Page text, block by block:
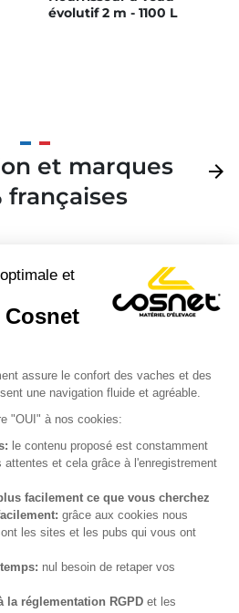
et
assure le confort des vaches et des
une navigation fluide et agréable.
"OUI" à nos cookies:
le contenu proposé est constamment
attentes et cela grâce à l'enregistrement
facilement ce que vous cherchez
grâce aux cookies nous
les sites et les pubs qui vous ont
nul besoin de retaper vos
la réglementation RGPD et les
évolutif 2 m - 1100 L
et marques
françaises
arrow_forward